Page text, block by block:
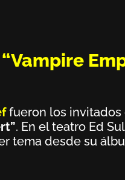
fueron los invitados
. En el teatro Ed
tema desde su